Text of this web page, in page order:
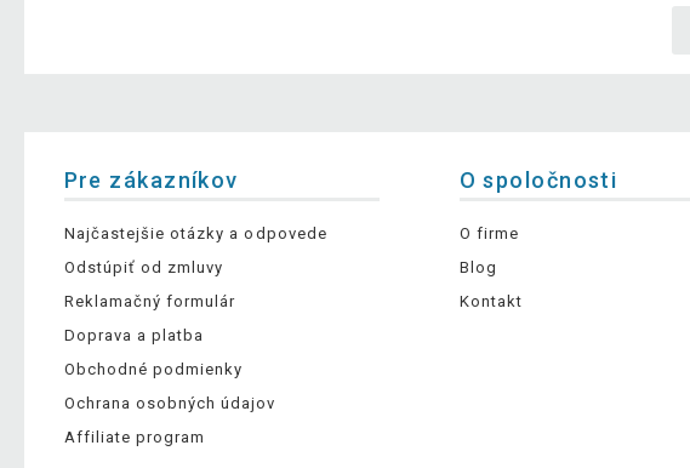
Pre zákazníkov
Najčastejšie otázky a odpovede
Odstúpiť od zmluvy
Reklamačný formulár
Doprava a platba
Obchodné podmienky
Ochrana osobných údajov
Affiliate program
O spoločnosti
O firme
Blog
Kontakt